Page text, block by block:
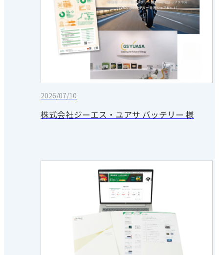
2026/07/10
株式会社ジーエス・ユアサ バッテリー 様